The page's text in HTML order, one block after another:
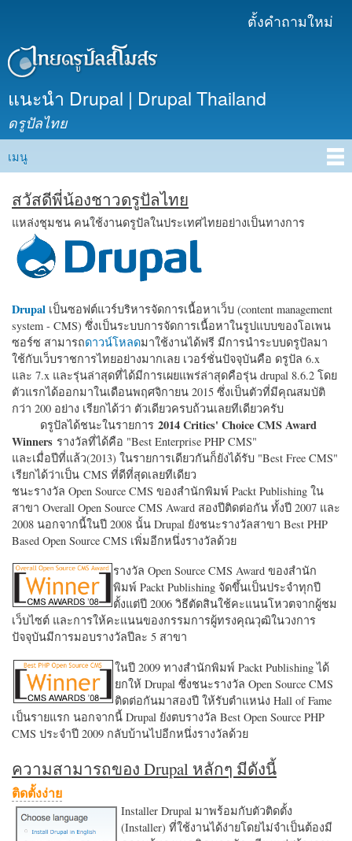
เนื้อหา
ตั้งคำถามใหม่
แนะนำ Drupal | Drupal Thailand
ดรูปัลไทย
Main menu
เมนู
สวัสดีพี่น้องชาวดรูปัลไทย
แหล่งชุมชน คนใช้งานดรูปัลในประเทศไทยอย่างเป็นทางการ
Drupal เป็นซอฟต์แวร์บริหารจัดการเนื้อหาเว็บ (content management
system - CMS) ซึ่งเป็นระบบการจัดการเนื้อหาในรูปแบบของโอเพน
ซอร์ซ สามารถดาวน์โหลดมาใช้งานได้ฟรี มีการนำระบบดรูปัลมา
ใช้กับเว็บราชการไทยอย่างมากเลย เวอร์ชั่นปัจจุบันคือ ดรูปัล 6.x
และ 7.x และรุ่นล่าสุดที่ได้มีการเผยแพร่ล่าสุดคือรุ่น drupal 8.6.2 โดย
ตัวแรกได้ออกมาในเดือนพฤศจิกายน 2015 ซึ่งเป็นตัวที่มีคุณสมบัติ
กว่า 200 อย่าง เรียกได้ว่า ตัวเดียวครบถ้วนเลยทีเดียวครับ
ดรูปัลได้ชนะในรายการ 2014 Critics' Choice CMS Award
Winners รางวัลที่ได้คือ "Best Enterprise PHP CMS"
และเมื่อปีที่แล้ว(2013) ในรายการเดียวกันก็ยังได้รับ "Best Free CMS"
เรียกได้ว่าเป็น CMS ที่ดีที่สุดเลยทีเดียว
ชนะรางวัล Open Source CMS ของสำนักพิมพ์ Packt Publishing ใน
สาขา Overall Open Source CMS Award สองปีติดต่อกัน ทั้งปี 2007 และ
2008 นอกจากนี้ในปี 2008 นั้น Drupal ยังชนะรางวัลสาขา Best PHP
Based Open Source CMS เพิ่มอีกหนึ่งรางวัลด้วย
รางวัล Open Source CMS Award ของสำนัก
พิมพ์ Packt Publishing จัดขึ้นเป็นประจำทุกปี
ตั้งแต่ปี 2006 วิธีตัดสินใช้คะแนนโหวตจากผู้ชม
เว็บไซต์ และการให้คะแนนของกรรมการผู้ทรงคุณวุฒิในวงการ
ปัจจุบันมีการมอบรางวัลปีละ 5 สาขา
ในปี 2009 ทางสำนักพิมพ์ Packt Publishing ได้
ยกให้ Drupal ซึ่งชนะรางวัล Open Source CMS
ติดต่อกันมาสองปี ให้รับตำแหน่ง Hall of Fame
เป็นรายแรก นอกจากนี้ Drupal ยังตบรางวัล Best Open Source PHP
CMS ประจำปี 2009 กลับบ้านไปอีกหนึ่งรางวัลด้วย
ความสามารถของ Drupal หลักๆ มีดังนี้
ติดตั้งง่าย
Installer Drupal มาพร้อมกับตัวติดตั้ง
(Installer) ที่ใช้งานได้ง่ายโดยไม่จำเป็นต้องมี